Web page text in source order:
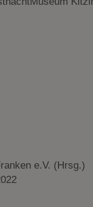
e.V. (Hrsg.)